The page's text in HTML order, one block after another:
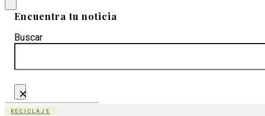
Encuentra tu noticia
Buscar
×
RECICLAJE